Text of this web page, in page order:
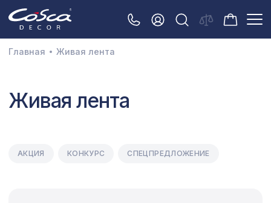
Акустические панели
Главная Живая лента
Живая лента
АКЦИЯ КОНКУРС СПЕЦПРЕДЛОЖЕНИЕ